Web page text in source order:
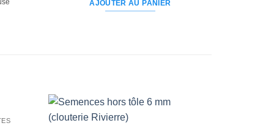
AJOUTER AU PANIER